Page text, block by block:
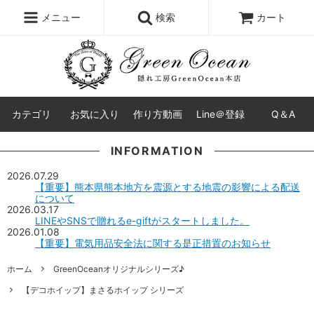
メニュー 検索 カート
カテゴリ お気に入り 作り方動画 Line＠登録 Q＆A
INFORMATION
2026.07.29
【重要】熊本県熊本地方を震源とする地震の影響による配送
について
2026.03.17
LINEやSNSで贈れるe-giftがスタートしました。
2026.01.08
【重要】電気用品安全法に関する是正措置のお知らせ
ホーム
GreenOceanオリジナルシリーズ♪
【デコホイップ】まさるホイップ シリーズ
シリコンモールド